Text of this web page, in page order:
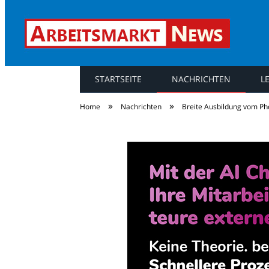
Arbeitsmarkt
STARTSEITE NACHRICHTEN
Home » Nachrichten » Breite Ausbildung vom